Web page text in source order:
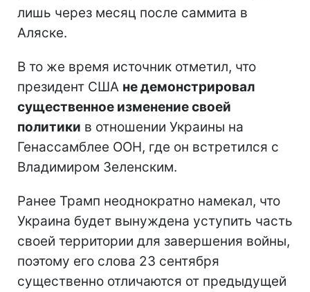
лишь через месяц после саммита в
Аляске.
В то же время источник отметил, что
президент США не демонстрировал
существенное изменение своей
политики в отношении Украины на
Генассамблее ООН, где он встретился с
Владимиром Зеленским.
Ранее Трамп неоднократно намекал, что
Украина будет вынуждена уступить часть
своей территории для завершения войны,
поэтому его слова 23 сентября
существенно отличаются от предыдущей